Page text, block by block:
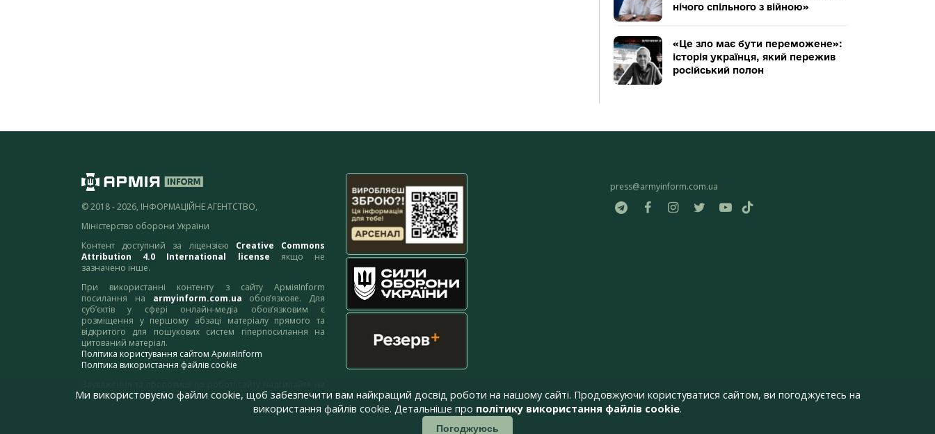
нічого спільного з війною»
«Це зло має бути переможене»:
історія українця, який пережив
російський полон
© 2018 - 2026, ІНФОРМАЦІЙНЕ АГЕНТСТВО,
Міністерство оборони України
Контент доступний за ліцензією Creative Commons
Attribution 4.0 International license якщо не
зазначено інше.
При використанні контенту з сайту АрміяInform
посилання на armyinform.com.ua обов’язкове. Для
суб’єктів у сфері онлайн-медіа обов’язковим є
розміщення у першому абзаці матеріалу прямого та
відкритого для пошукових систем гіперпосилання на
цитований матеріал.
Політика користування сайтом АрміяInform
Політика використання файлів cookie
адресу:webmaster@armyinform.com.ua
press@armyinform.com.ua
Ми використовуємо файли cookie, щоб забезпечити вам найкращий досвід роботи на нашому сайті. Продовжуючи користуватися сайтом, ви погоджуєтесь на
використання файлів cookie. Детальніше про політику використання файлів cookie.
Погоджуюсь